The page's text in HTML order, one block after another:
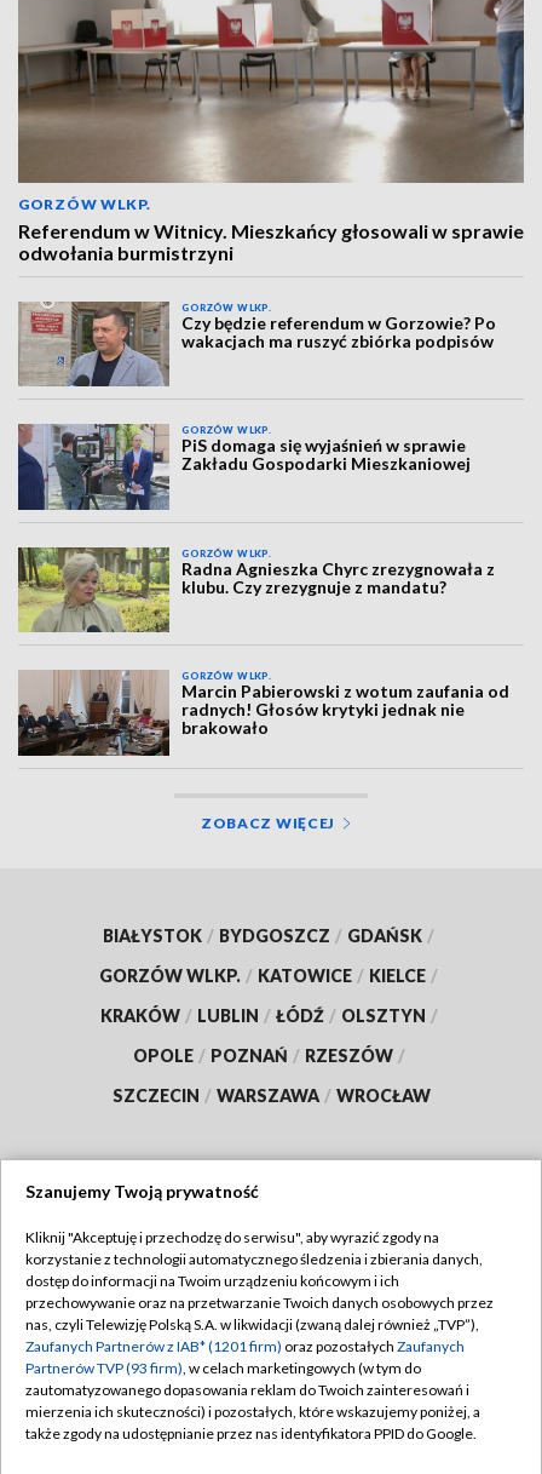
GORZÓW WLKP.
Referendum w Witnicy. Mieszkańcy głosowali w sprawie
odwołania burmistrzyni
GORZÓW WLKP.
Czy będzie referendum w Gorzowie? Po
wakacjach ma ruszyć zbiórka podpisów
GORZÓW WLKP.
PiS domaga się wyjaśnień w sprawie
Zakładu Gospodarki Mieszkaniowej
GORZÓW WLKP.
Radna Agnieszka Chyrc zrezygnowała z
klubu. Czy zrezygnuje z mandatu?
GORZÓW WLKP.
Marcin Pabierowski z wotum zaufania od
radnych! Głosów krytyki jednak nie
brakowało
ZOBACZ WIĘCEJ
BIAŁYSTOK / BYDGOSZCZ / GDAŃSK /
GORZÓW WLKP. / KATOWICE / KIELCE /
KRAKÓW / LUBLIN / ŁÓDŹ / OLSZTYN /
OPOLE / POZNAŃ / RZESZÓW /
SZCZECIN / WARSZAWA / WROCŁAW
TVP
Abonament TVP
Emisja w TVP
Centrum informacji TVP
Naziemna Telewizja Cyfrowa
Regulamin TVP
Polityka prywatności
Moje zgody
Pomoc
Szanujemy Twoją prywatność
Kliknij "Akceptuję i przechodzę do serwisu", aby wyrazić zgody na
korzystanie z technologii automatycznego śledzenia i zbierania danych,
dostęp do informacji na Twoim urządzeniu końcowym i ich
przechowywanie oraz na przetwarzanie Twoich danych osobowych przez
nas, czyli Telewizję Polską S.A. w likwidacji (zwaną dalej również „TVP”),
Zaufanych Partnerów z IAB* (1201 firm) oraz pozostałych Zaufanych
Partnerów TVP (93 firm), w celach marketingowych (w tym do
zautomatyzowanego dopasowania reklam do Twoich zainteresowań i
mierzenia ich skuteczności) i pozostałych, które wskazujemy poniżej, a
także zgody na udostępnianie przez nas identyfikatora PPID do Google.